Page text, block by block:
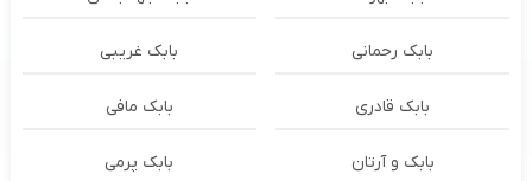
بابک رحمانی بابک غریبی
بابک قادری بابک مافی
بابک و آرتان بابک پرمی